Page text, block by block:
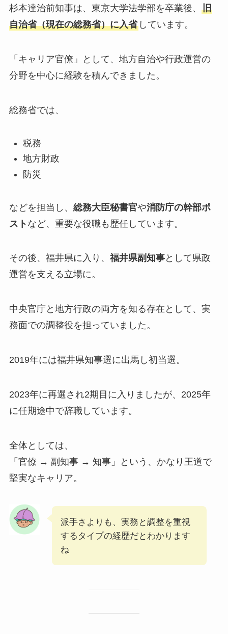
杉本達治前知事は、東京大学法学部を卒業後、 旧
自治省（現在の総務省）に入省しています。
「キャリア官僚」として、地方自治や行政運営の
分野を中心に経験を積んできました。
総務省では、
税務
地方財政
防災
などを担当し、 総務大臣秘書官や消防庁の幹部ポ
スト など、重要な役職も歴任しています。
その後、福井県に入り、 福井県副知事として県政
運営を支える立場に。
中央官庁と地方行政の両方を知る存在として、実
務面での調整役を担っていました。
2019年には福井県知事選に出馬し初当選。
2023年に再選され2期目に入りましたが、2025年
に任期途中で辞職しています。
全体としては、
「官僚 → 副知事 → 知事」という、かなり王道で
堅実なキャリア。
派手さよりも、実務と調整を重視
するタイプの経歴だとわかります
ね